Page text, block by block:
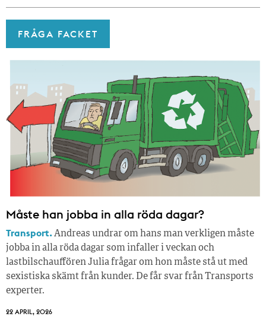
FRÅGA FACKET
Måste han jobba in alla röda dagar?
Transport.Andreas undrar om hans man verkligen måste
jobba in alla röda dagar som infaller i veckan och
lastbilschauffören Julia frågar om hon måste stå ut med
sexistiska skämt från kunder. De får svar från Transports
experter.
22 APRIL, 2026